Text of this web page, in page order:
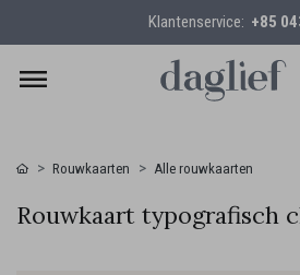
Klantenservice: +85
Rouwkaarten Alle rouwkaarten
Rouwkaart typografisch